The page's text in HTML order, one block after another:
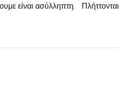
είναι ασύλληπτη. Πλήττονται